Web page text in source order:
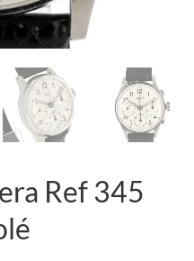
Ref 345